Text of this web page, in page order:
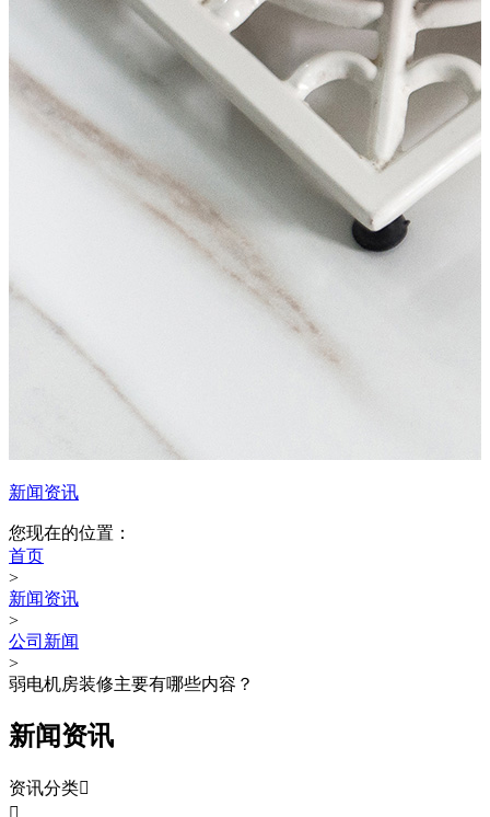
新闻资讯
您现在的位置：
首页
>
新闻资讯
>
公司新闻
>
弱电机房装修主要有哪些内容？
新闻资讯
资讯分类
